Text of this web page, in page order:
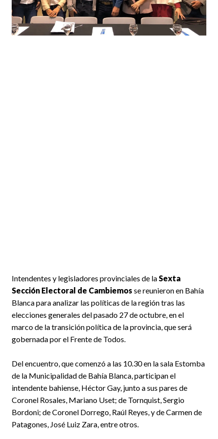
Intendentes y legisladores provinciales de la Sexta
Sección Electoral de Cambiemos se reunieron en Bahía
Blanca para analizar las políticas de la región tras las
elecciones generales del pasado 27 de octubre, en el
marco de la transición política de la provincia, que será
gobernada por el Frente de Todos.
Del encuentro, que comenzó a las 10.30 en la sala Estomba
de la Municipalidad de Bahía Blanca, participan el
intendente bahiense, Héctor Gay, junto a sus pares de
Coronel Rosales, Mariano Uset; de Tornquist, Sergio
Bordoni; de Coronel Dorrego, Raúl Reyes, y de Carmen de
Patagones, José Luiz Zara, entre otros.